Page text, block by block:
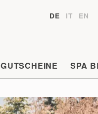
DE IT EN
GUTSCHEINE SPA